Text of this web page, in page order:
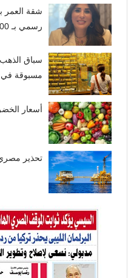
شقة العمر
رسمي بـ 5000 وحدة جديدة في 25 محافظة
سباق
مسبوقة
أسعار
تحذير